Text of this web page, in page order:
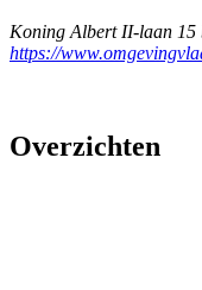
Koning Albert II-laan 15
https://
Overzichten